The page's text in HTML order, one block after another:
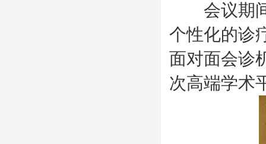
会议期间
个性化的诊
面对面会诊
次高端学